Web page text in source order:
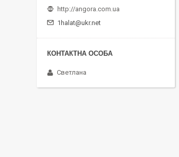
http://angora.com.ua
1halat@ukr.net
Светлана